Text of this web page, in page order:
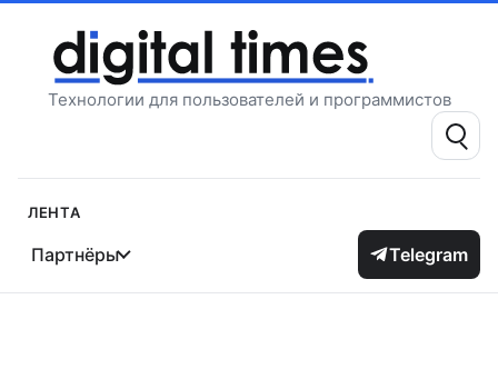
содержимому
Технологии для пользователей и программистов
Поиск:
Лента
Партнёры Telegram